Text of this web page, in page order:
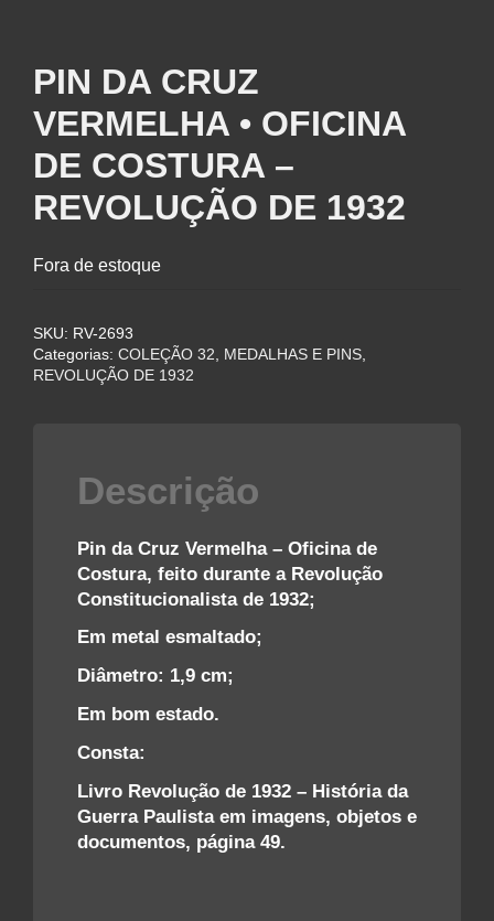
PIN DA CRUZ
VERMELHA • OFICINA
DE COSTURA –
REVOLUÇÃO DE 1932
Fora de estoque
SKU: RV-2693
Categorias: COLEÇÃO 32 MEDALHAS E PINS
REVOLUÇÃO DE 1932
Descrição
Pin da Cruz Vermelha – Oficina de
Costura, feito durante a Revolução
Constitucionalista de 1932;
Em metal esmaltado;
Diâmetro: 1,9 cm;
Em bom estado.
Consta:
Livro Revolução de 1932 – História da
Guerra Paulista em imagens, objetos e
documentos, página 49.